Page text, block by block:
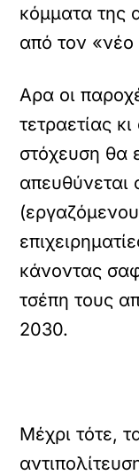
κόμματα της
από τον «νέο
Αρα οι
τετραετίας
στόχευση θα
απευθύνεται
κάνοντας
τσέπη τους
2030.
Μέχρι τότε,